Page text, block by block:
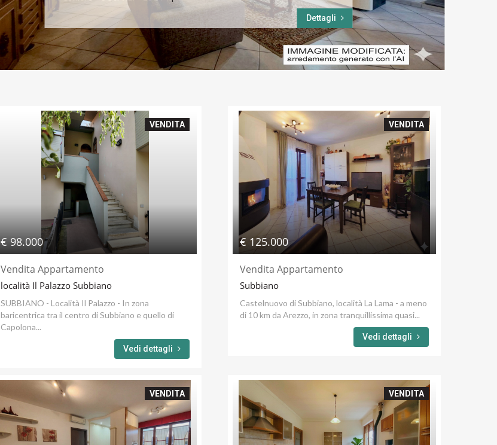
Dettagli
VENDITA
€ 98.000
Vendita Appartamento
località Il Palazzo Subbiano
SUBBIANO - Località Il Palazzo - In zona
baricentrica tra il centro di Subbiano e quello di
Capolona...
Vedi dettagli
VENDITA
€ 125.000
Vendita Appartamento
Subbiano
Castelnuovo di Subbiano, località La Lama - a meno
di 10 km da Arezzo, in zona tranquillissima quasi...
Vedi dettagli
VENDITA VENDITA